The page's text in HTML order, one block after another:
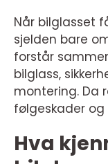
Når bilglasset
sjelden bare
forstår
bilglass,
montering. Da
følgeskader
Hva